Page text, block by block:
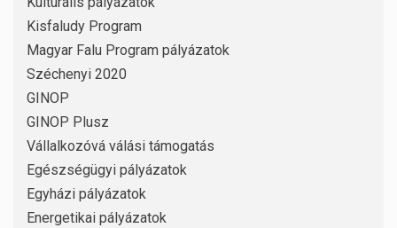
Kisfaludy Program
Magyar Falu Program pályázatok
Széchenyi 2020
GINOP
GINOP Plusz
Vállalkozóvá válási támogatás
Egészségügyi pályázatok
Egyházi pályázatok
Energetikai pályázatok